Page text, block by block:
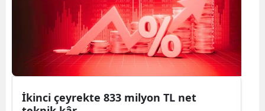
İkinci çeyrekte 833 milyon TL net